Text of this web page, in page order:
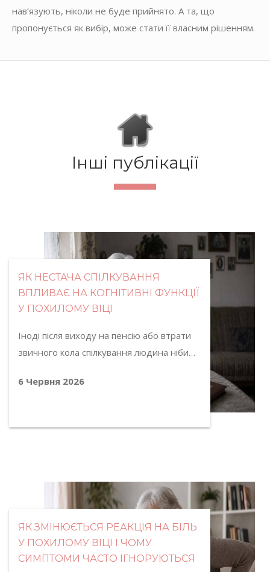
нав’язують, ніколи не буде прийнято. А та, що
пропонується як вибір, може стати її власним рішенням.
Інші публікації
ЯК НЕСТАЧА СПІЛКУВАННЯ
ВПЛИВАЄ НА КОГНІТИВНІ ФУНКЦІЇ
У ПОХИЛОМУ ВІЦІ
Іноді після виходу на пенсію або втрати
звичного кола спілкування людина ніби…
6 Червня 2026
ЯК ЗМІНЮЄТЬСЯ РЕАКЦІЯ НА БІЛЬ
У ПОХИЛОМУ ВІЦІ І ЧОМУ
СИМПТОМИ ЧАСТО ІГНОРУЮТЬСЯ